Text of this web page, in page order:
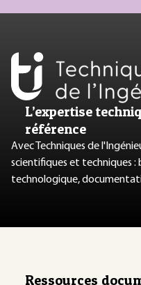
L’expertise
référence
Avec Techniques de
scientifiques et techniques :
technologique,
Ressources